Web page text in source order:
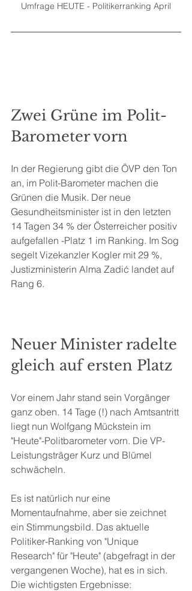
Umfrage HEUTE - Politikerranking April
Zwei Grüne im Polit-
Barometer vorn
In der Regierung gibt die ÖVP den Ton
an, im Polit-Barometer machen die
Grünen die Musik. Der neue
Gesundheitsminister ist in den letzten
14 Tagen 34 % der Österreicher positiv
aufgefallen -Platz 1 im Ranking. Im Sog
segelt Vizekanzler Kogler mit 29 %,
Justizministerin Alma Zadić landet auf
Rang 6.
Neuer Minister radelte
gleich auf ersten Platz
Vor einem Jahr stand sein Vorgänger
ganz oben. 14 Tage (!) nach Amtsantritt
liegt nun Wolfgang Mückstein im
"Heute"-Politbarometer vorn. Die VP-
Leistungsträger Kurz und Blümel
schwächeln.
Es ist natürlich nur eine
Momentaufnahme, aber sie zeichnet
ein Stimmungsbild. Das aktuelle
Politiker-Ranking von "Unique
Research" für "Heute" (abgefragt in der
vergangenen Woche), hat es in sich.
Die wichtigsten Ergebnisse: